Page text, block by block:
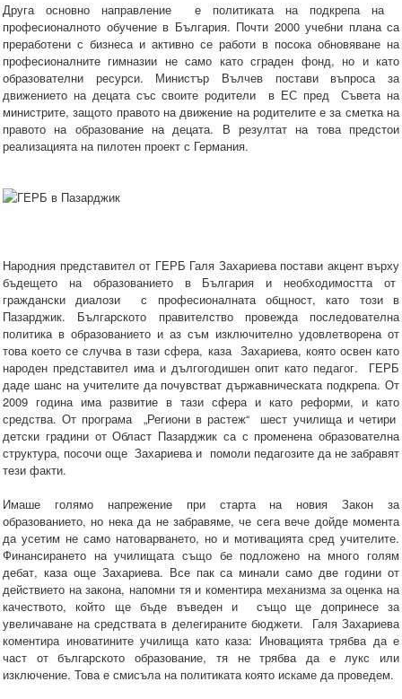
Друга основно направление е политиката на подкрепа на
професионалното обучение в България. Почти 2000 учебни плана са
преработени с бизнеса и активно се работи в посока обновяване на
професионалните гимназии не само като сграден фонд, но и като
образователни ресурси. Министър Вълчев постави въпроса за
движението на децата със своите родители в ЕС пред Съвета на
министрите, защото правото на движение на родителите е за сметка на
правото на образование на децата. В резултат на това предстои
реализацията на пилотен проект с Германия.
Народния представител от ГЕРБ Галя Захариева постави акцент върху
бъдещето на образованието в България и необходимостта от
граждански диалози с професионалната общност, като този в
Пазарджик. Българското правителство провежда последователна
политика в образованието и аз съм изключително удовлетворена от
това което се случва в тази сфера, каза Захариева, която освен като
народен представител има и дългогодишен опит като педагог. ГЕРБ
даде шанс на учителите да почувстват държавническата подкрепа. От
2009 година има развитие в тази сфера и като реформи, и като
средства. От програма „Региони в растеж“ шест училища и четири
детски градини от Област Пазарджик са с променена образователна
структура, посочи още Захариева и помоли педагозите да не забравят
тези факти.
Имаше голямо напрежение при старта на новия Закон за
образованието, но нека да не забравяме, че сега вече дойде момента
да усетим не само натоварването, но и мотивацията сред учителите.
Финансирането на училищата също бе подложено на много голям
дебат, каза още Захариева. Все пак са минали само две години от
действието на закона, напомни тя и коментира механизма за оценка на
качеството, който ще бъде въведен и също ще допринесе за
увеличаване на средствата в делегираните бюджети. Галя Захариева
коментира иноватините училища като каза: Иновацията трябва да е
част от българското образование, тя не трябва да е лукс или
изключение. Това е смисъла на политиката която искаме да проведем.